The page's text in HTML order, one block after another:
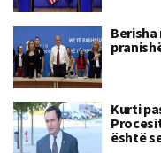
Kurti
është